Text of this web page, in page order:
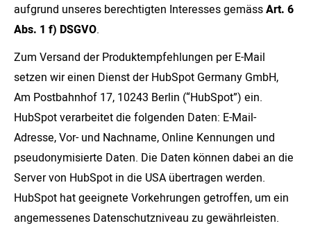
aufgrund unseres berechtigten Interesses gemässArt. 6
Abs. 1 f) DSGVO.
Zum Versand der Produktempfehlungen per E-Mail
setzen wir einen Dienst der HubSpot Germany GmbH,
Am Postbahnhof 17, 10243 Berlin (“HubSpot”) ein.
HubSpot verarbeitet die folgenden Daten: E-Mail-
Adresse, Vor- und Nachname, Online Kennungen und
pseudonymisierte Daten. Die Daten können dabei an die
Server von HubSpot in die USA übertragen werden.
HubSpot hat geeignete Vorkehrungen getroffen, um ein
angemessenes Datenschutzniveau zu gewährleisten.